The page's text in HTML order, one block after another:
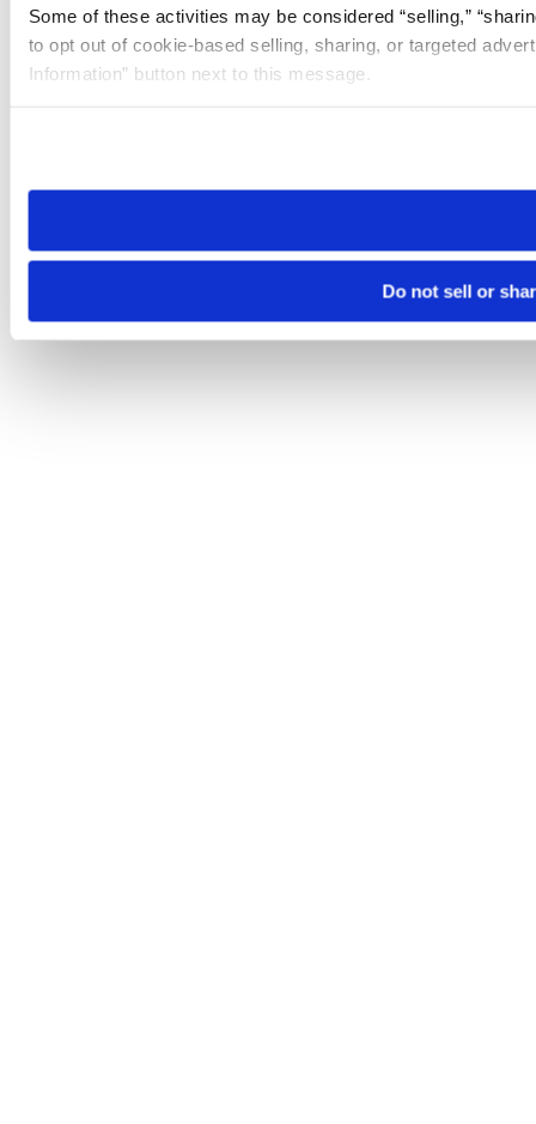
Some of these activities may be considered “selling,”
to opt out of cookie-based selling, sharing, or targeted
Information” button next to this message.
need to be set again.
Do not sell or